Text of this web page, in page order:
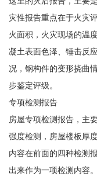
灾性报告重点在于火灾
火面积，火灾现场的温
凝土表面色泽、锤击反
况，钢构件的变形挠曲
步鉴定评级。
专项检测报告
房屋专项检测报告，主
强度检测，房屋楼板厚
内容在前面的四种检测
出来作为一项检测内容。